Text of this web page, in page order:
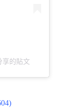
享的貼文